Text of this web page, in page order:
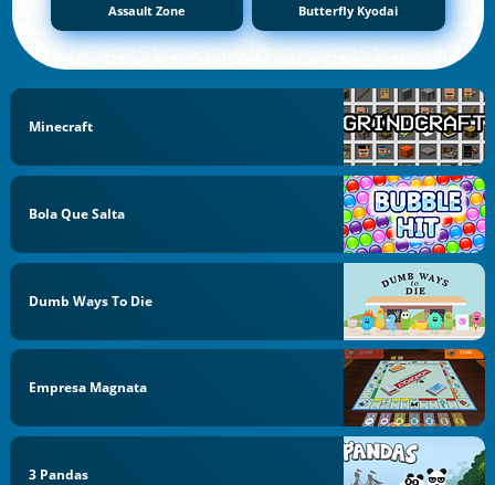
Assault Zone Butterfly Kyodai
Minecraft
Bola Que Salta
Dumb Ways To Die
Empresa Magnata
3 Pandas